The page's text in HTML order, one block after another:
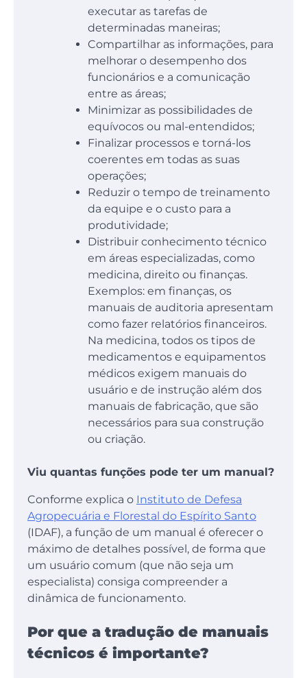
executar as tarefas de
determinadas maneiras;
Compartilhar as informações, para
melhorar o desempenho dos
funcionários e a comunicação
entre as áreas;
Minimizar as possibilidades de
equívocos ou mal-entendidos;
Finalizar processos e torná-los
coerentes em todas as suas
operações;
Reduzir o tempo de treinamento
da equipe e o custo para a
produtividade;
Distribuir conhecimento técnico
em áreas especializadas, como
medicina, direito ou finanças.
Exemplos: em finanças, os
manuais de auditoria apresentam
como fazer relatórios financeiros.
Na medicina, todos os tipos de
medicamentos e equipamentos
médicos exigem manuais do
usuário e de instrução além dos
manuais de fabricação, que são
necessários para sua construção
ou criação.
Viu quantas funções pode ter um manual?
Conforme explica o Instituto de Defesa
Agropecuária e Florestal do Espírito Santo
(IDAF), a função de um manual é oferecer o
máximo de detalhes possível, de forma que
um usuário comum (que não seja um
especialista) consiga compreender a
dinâmica de funcionamento.
Por que a tradução de manuais
técnicos é importante?